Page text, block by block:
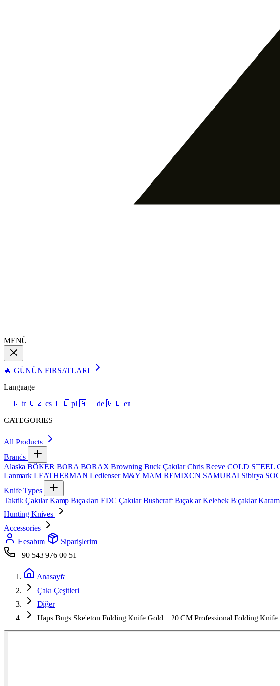
MENÜ
🔥 GÜNÜN FIRSATLARI
Language
🇹🇷 tr 🇨🇿 cs 🇵🇱 pl 🇦🇹 de 🇬🇧 en
CATEGORIES
All Products
Brands
Alaska BÖKER BORA BORAX Browning Buck ÇakılarChris Reeve COLD STEEL
Lanmark LEATHERMAN LedlenserM&Y MAM REMIXON SAMURAI Sibirya
Knife Types
Taktik ÇakılarKamp Bıçakları EDC ÇakılarBushcraft BıçaklarKelebek Bıçaklar
Hunting Knives
Accessories
Hesabım
Siparişlerim
+90 543 976 00 51
Anasayfa
Çakı Çeşitleri
Diğer
Haps Bugs Skeleton Folding Knife Gold – 20 CM Professional Folding Knife